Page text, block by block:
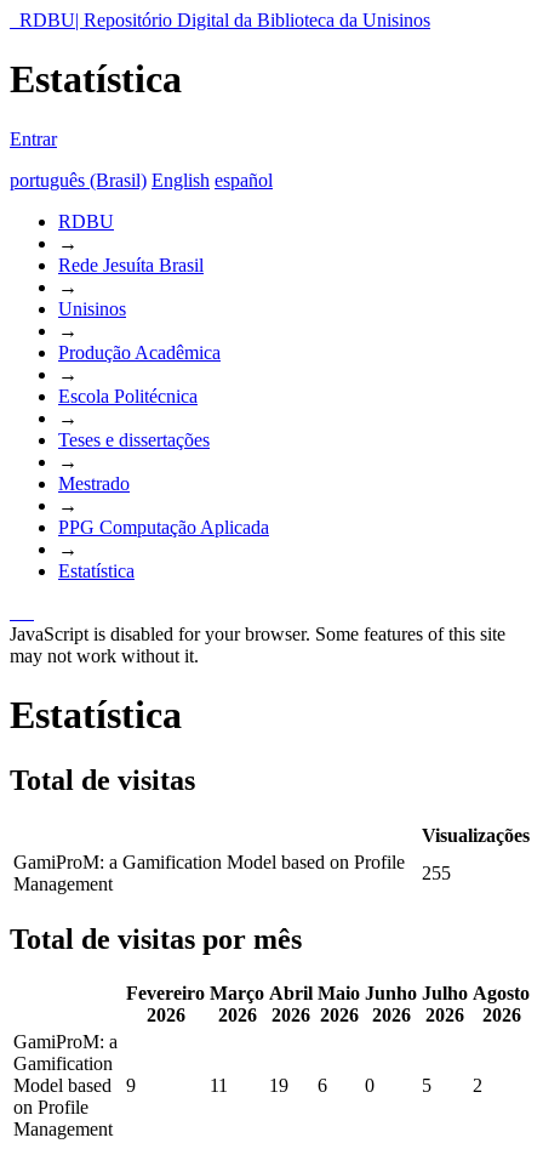
RDBU| Repositório Digital da Biblioteca da Unisinos
Estatística
Entrar
português (Brasil) English español
RDBU
→
Rede Jesuíta Brasil
→
Unisinos
→
Produção Acadêmica
→
Escola Politécnica
→
Teses e dissertações
→
Mestrado
→
PPG Computação Aplicada
→
Estatística
JavaScript is disabled for your browser. Some features of this site
may not work without it.
Estatística
Total de visitas
Visualizações
GamiProM: a Gamification Model based on Profile
Management
255
Total de visitas por mês
Fevereiro
2026
Março
2026
Abril
2026
Maio
2026
Junho
2026
Julho
2026
Agosto
2026
GamiProM: a
Gamification
Model based
on Profile
Management
9 11 19 6 0 5 2